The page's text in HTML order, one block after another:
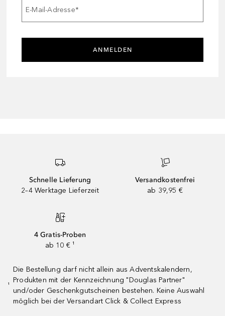
E-Mail-Adresse*
ANMELDEN
Schnelle Lieferung
2–4 Werktage Lieferzeit
Versandkostenfrei
ab 39,95 €
4 Gratis-Proben
ab 10 € ¹
¹
Die Bestellung darf nicht allein aus Adventskalendern,
Produkten mit der Kennzeichnung "Douglas Partner"
und/oder Geschenkgutscheinen bestehen. Keine Auswahl
möglich bei der Versandart Click & Collect Express